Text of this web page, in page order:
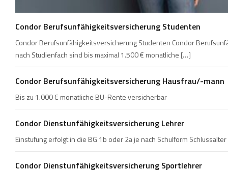
Condor Berufsunfähigkeitsversicherung Studenten
Condor Berufsunfähigkeitsversicherung Studenten Condor
nach Studienfach sind bis maximal 1.500 € monatliche […]
Condor Berufsunfähigkeitsversicherung Hausfrau/-mann
Bis zu 1.000 € monatliche BU-Rente versicherbar
Condor Dienstunfähigkeitsversicherung Lehrer
Einstufung erfolgt in die BG 1b oder 2a je nach Schulform
Condor Dienstunfähigkeitsversicherung Sportlehrer